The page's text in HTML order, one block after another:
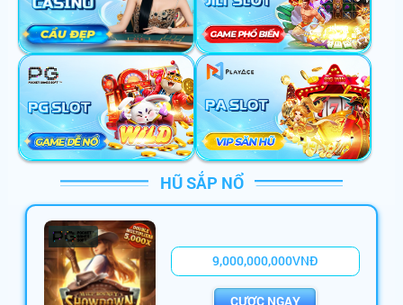
HŨ SẮP NỔ
9,000,000,000VNĐ
CƯỢC NGAY
th****** +110,000,000